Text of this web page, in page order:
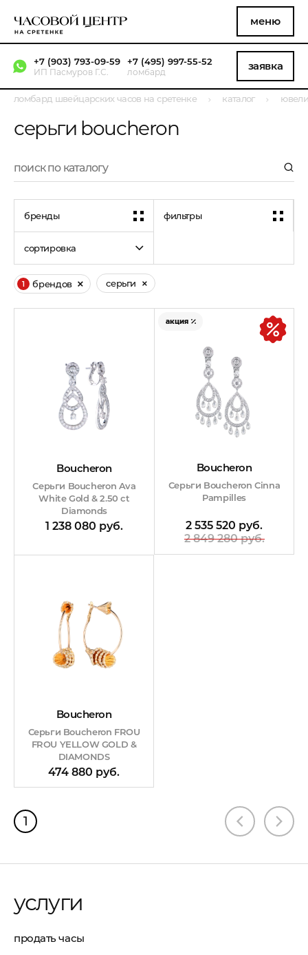
меню
+7 (903) 793-09-59
ИП Пасмуров Г.С.
+7 (495) 997-55-52
ломбард заявка
ломбард швейцарских часов на сретенке каталог
серьги boucheron
бренды фильтры
сортировка
1 брендов серьги
Boucheron
Серьги Boucheron Ava
White Gold & 2.50 ct
Diamonds
1 238 080 руб.
Boucheron
Серьги Boucheron Cinna
Pampilles
2 535 520 руб.
2 849 280 руб.
акция
Boucheron
Серьги Boucheron FROU
FROU YELLOW GOLD &
DIAMONDS
474 880 руб.
1
услуги
продать часы